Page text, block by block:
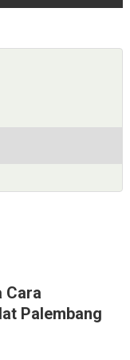
Cara
Palembang